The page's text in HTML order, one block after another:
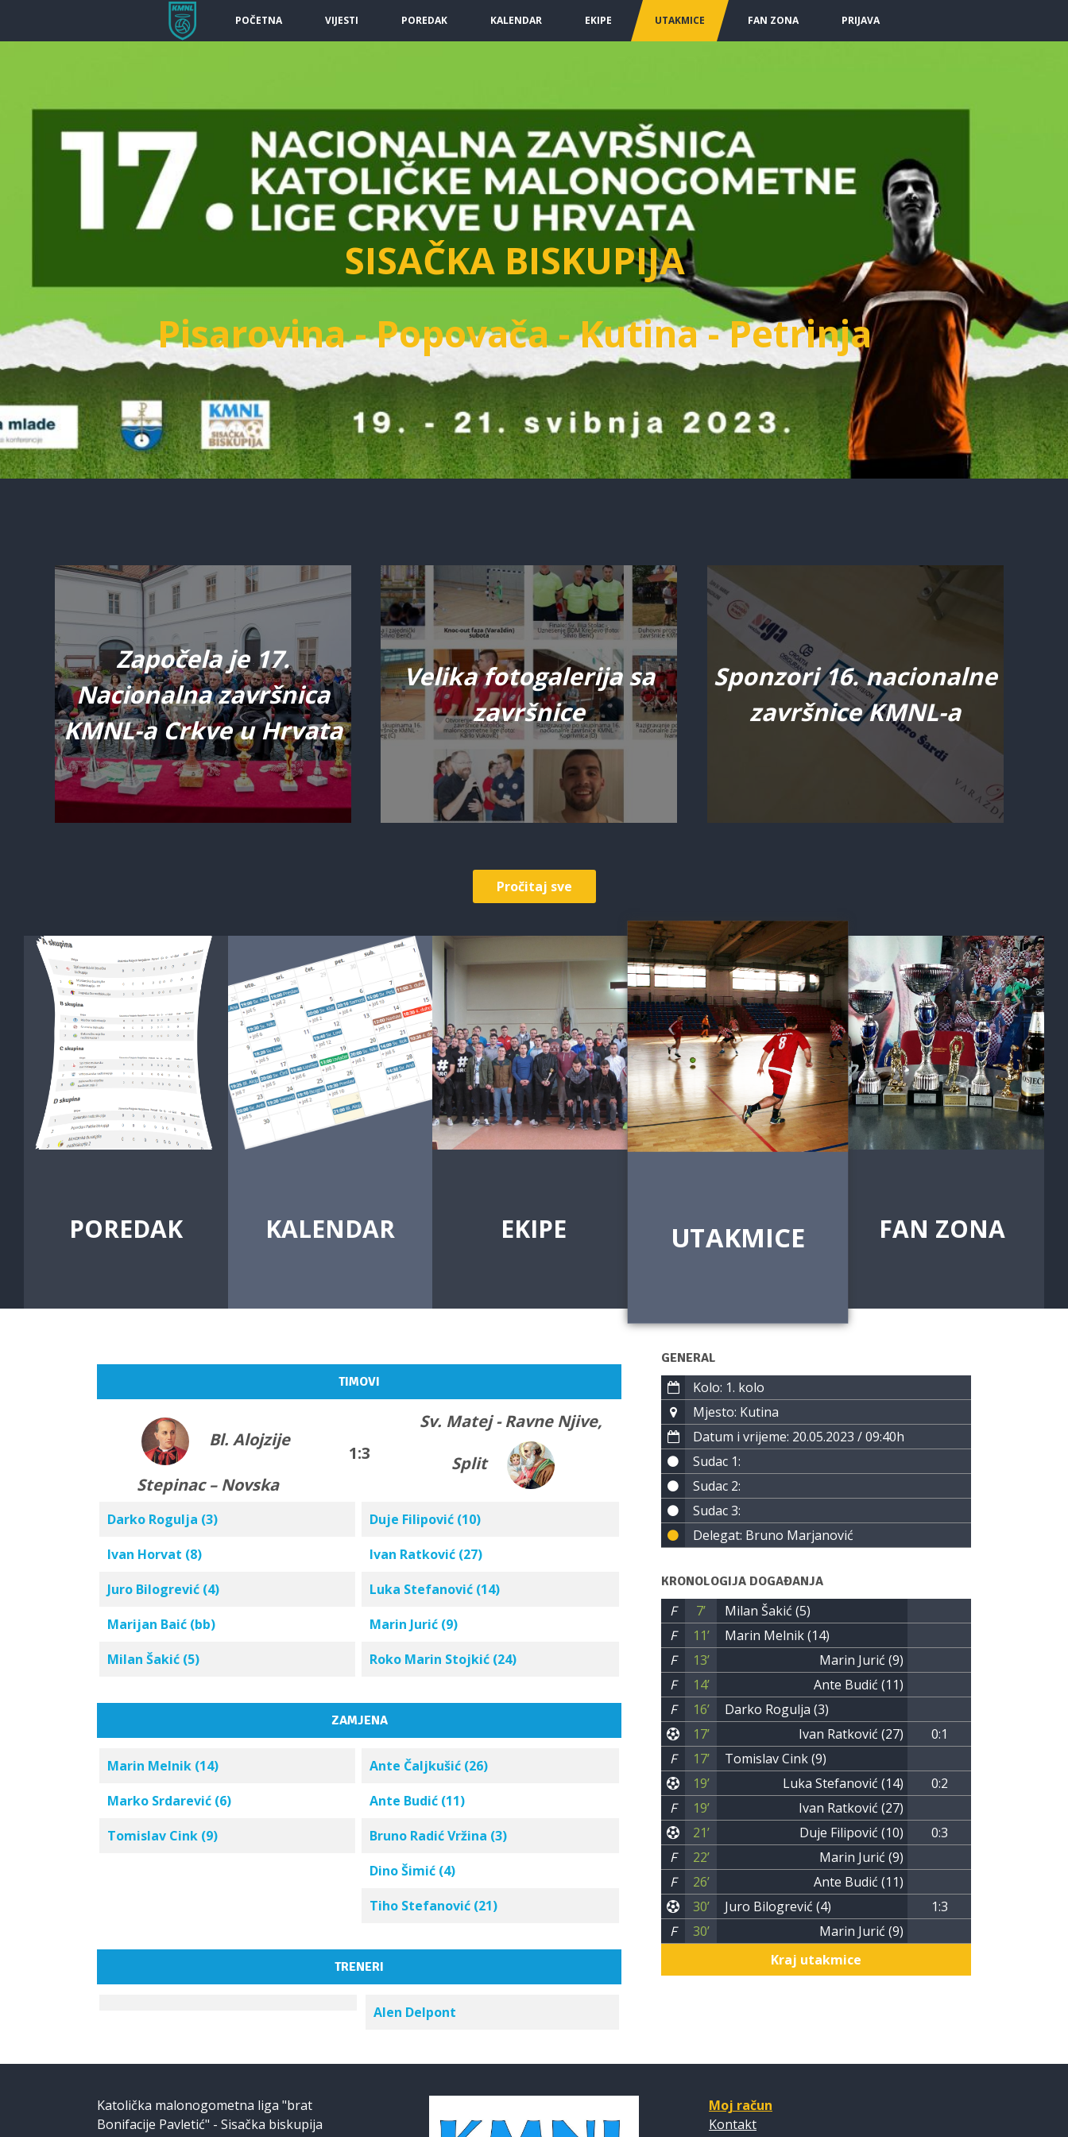
POČETNA VIJESTI POREDAK KALENDAR EKIPE UTAKMICE FAN ZONA PRIJAVA
SISAČKA BISKUPIJA
Pisarovina - Popovača - Kutina - Petrinja
Započela je 17.
Nacionalna završnica
KMNL-a Crkve u Hrvata
Velika fotogalerija sa
završnice
Sponzori 16. nacionalne
završnice KMNL-a
Pročitaj sve
POREDAK KALENDAR EKIPE UTAKMICE FAN ZONA
TIMOVI
Bl. Alojzije
Stepinac – Novska
1:3
Sv. Matej - Ravne Njive,
Split
Darko Rogulja (3)
Ivan Horvat (8)
Juro Bilogrević (4)
Marijan Baić (bb)
Milan Šakić (5)
Duje Filipović (10)
Ivan Ratković (27)
Luka Stefanović (14)
Marin Jurić (9)
Roko Marin Stojkić (24)
ZAMJENA
Marin Melnik (14)
Marko Srdarević (6)
Tomislav Cink (9)
Ante Čaljkušić (26)
Ante Budić (11)
Bruno Radić Vržina (3)
Dino Šimić (4)
Tiho Stefanović (21)
TRENERI
Alen Delpont
GENERAL
Kolo: 1. kolo
Mjesto: Kutina
Datum i vrijeme: 20.05.2023 / 09:40h
Sudac 1:
Sudac 2:
Sudac 3:
Delegat: Bruno Marjanović
KRONOLOGIJA DOGAĐANJA
F 7’
Milan Šakić (5)
F
11’
Marin Melnik (14)
F
13’
Marin Jurić (9)
F
14’
Ante Budić (11)
F
16’
Darko Rogulja (3)
17’
Ivan Ratković (27)
0:1
F
17’
Tomislav Cink (9)
19’
Luka Stefanović (14)
0:2
F
19’
Ivan Ratković (27)
21’
Duje Filipović (10)
0:3
F
22’
Marin Jurić (9)
F
26’
Ante Budić (11)
30’
Juro Bilogrević (4)
1:3
F
30’
Marin Jurić (9)
Kraj utakmice
Katolička malonogometna liga "brat
Bonifacije Pavletić" - Sisačka biskupija
Moj račun
Kontakt